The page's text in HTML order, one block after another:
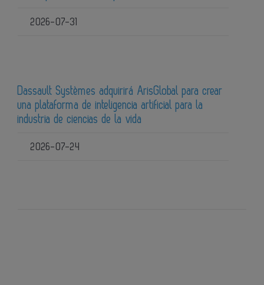
2026-07-31
Dassault Systèmes adquirirá ArisGlobal para crear
una plataforma de inteligencia artificial para la
industria de ciencias de la vida
2026-07-24